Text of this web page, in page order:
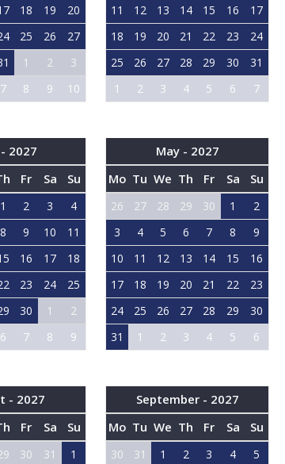
18 19
20
25 26
27
1 2
3
7 8 9 10
11
12 13 14 15 16
17
18
19 20 21 22 23
24
25
26 27 28 29 30
31
1
2 3 4 5 6 7
2027
Fr Sa Su
1 2 3
4
8 9 10
11
16 17
18
23 24
25
30 1
2
6 7 8 9
May - 2027
Mo Tu We Th Fr Sa Su
26 27 28 29 30 1
2
3
4 5 6 7 8
9
10
11 12 13 14 15
16
17
18 19 20 21 22
23
24
25 26 27 28 29
30
31
1 2 3 4 5 6
- 2027
Fr Sa Su
30 31
1
September - 2027
Mo Tu We Th Fr Sa Su
30 31 1 2 3 4
5